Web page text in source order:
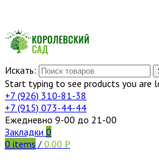
Искать:
Start typing to see products you are
+7 (926) 310-81-38
+7 (915) 073-44-44
Ежедневно 9-00 до 21-00
Закладки 0
0 items / 0.00 Р